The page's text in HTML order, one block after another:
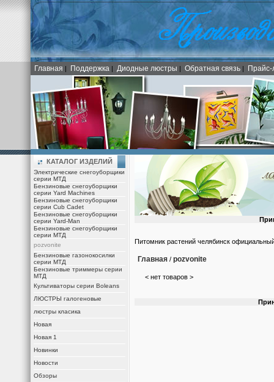
Главная | Поддержка | Диодные люстры | Обратная связь | Прайс-
КАТАЛОГ ИЗДЕЛИЙ
Электрические снегоуборщики
серии МТД
Бензиновые снегоуборщики
серии Yard Machines
Бензиновые снегоуборщики
серии Cub Cadet
Бензиновые снегоуборщики
серии Yard-Man
Бензиновые снегоуборщики
серии МТД
pozvonite
Бензиновые газонокосилки
серии МТД
Бензиновые триммеры серии
МТД
Культиваторы серии Boleans
ЛЮСТРЫ галогеновые
люстры класика
Новая
Новая 1
Новинки
Новости
Обзоры
Питомник растений челябинск
Главная / pozvonite
< нет товаров >